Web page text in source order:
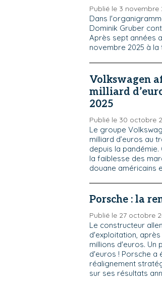
Publié le 3 novembre
Dans
Dominik Gruber
Après sept années
novembre 2025 à
Volkswagen
milliard
2025
Publié le 30 octobre
Le groupe
milliard d’euros au
depuis la
la faiblesse des
douane américains
Porsche : la
Publié le 27 octobre
Le constructeur
d'exploitation,
millions d'euros. Un
d'euros ! Porsche a
réalignement
sur ses résultats